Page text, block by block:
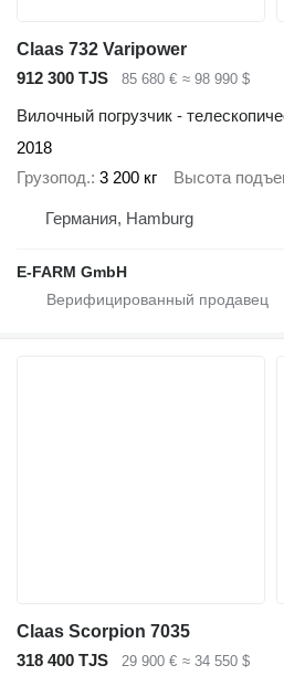
Claas 732 Varipower
912 300 TJS
85 680 € ≈ 98 990 $
Вилочный погрузчик -
2018
Грузопод. 3 200 кг Высота
Германия, Hamburg
E-FARM GmbH
Claas Scorpion 7035
318 400 TJS
29 900 € ≈ 34 550 $